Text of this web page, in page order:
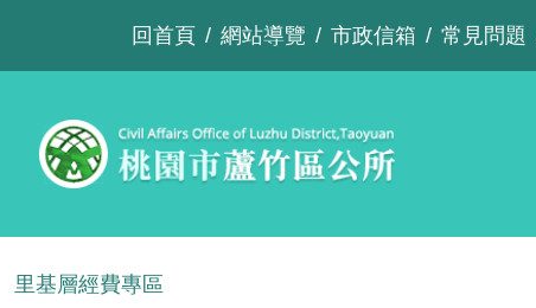
回首頁 網站導覽 市政信箱 常見問題
里基層經費專區